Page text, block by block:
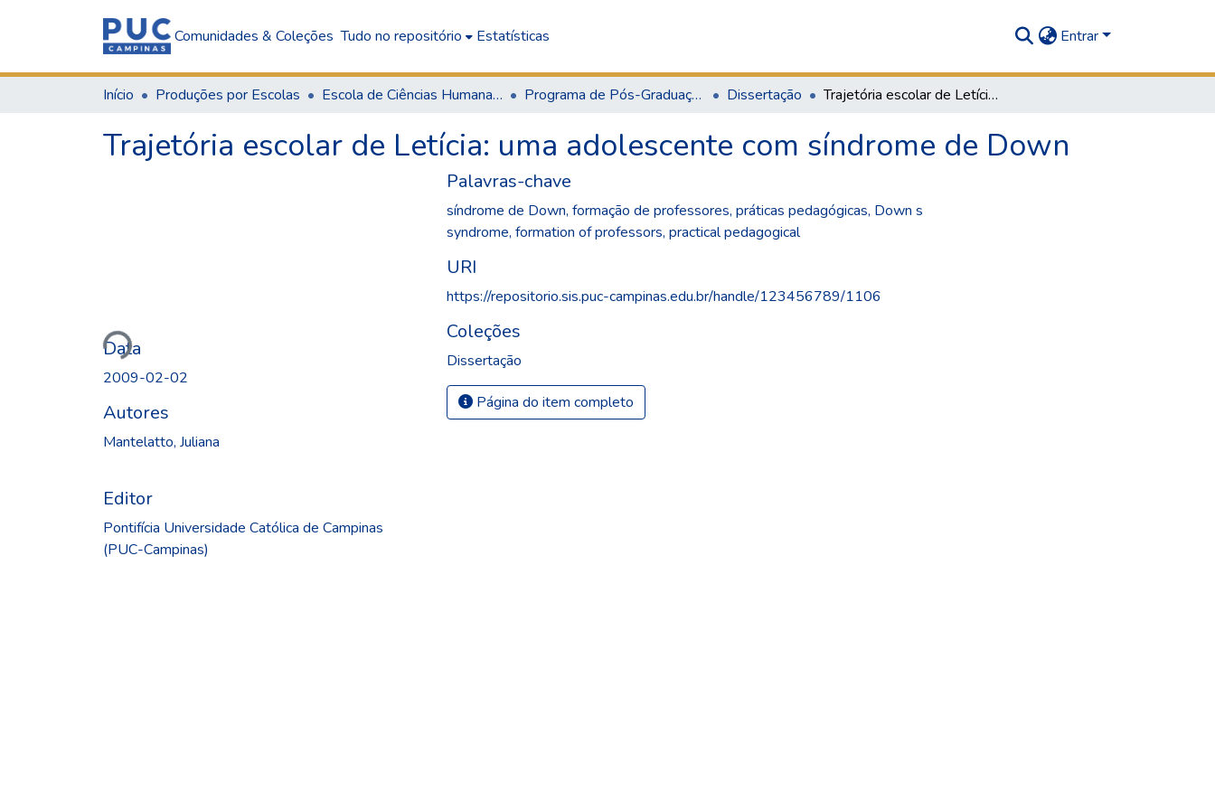
Comunidades & Coleções Tudo no repositório Estatísticas Entrar
Início Produções por Escolas Escola de Ciências Humanas, Jurídicas e Sociais Programa de Pós-Graduação em Educação Dissertação Trajetória escolar de Letícia: uma adolescente com síndrome de Down
Trajetória escolar de Letícia: uma adolescente com síndrome de Down
Carregando...
Data
2009-02-02
Autores
Mantelatto, Juliana
Editor
Pontifícia Universidade Católica de Campinas
(PUC-Campinas)
Palavras-chave
síndrome de Down, formação de professores, práticas pedagógicas, Down s
syndrome, formation of professors, practical pedagogical
URI
https://repositorio.sis.puc-campinas.edu.br/handle/123456789/1106
Coleções
Dissertação
Página do item completo